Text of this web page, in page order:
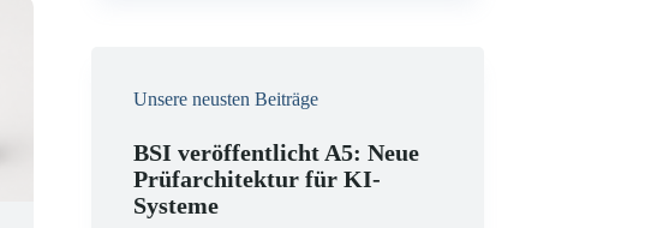
Unsere neusten Beiträge
BSI veröffentlicht A5: Neue
Prüfarchitektur für KI-
Systeme